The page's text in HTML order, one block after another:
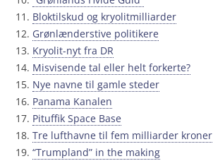
Bloktilskud og kryolitmilliarder
Grønlænderstive politikere
Kryolit-nyt fra DR
Misvisende tal eller helt forkerte?
Nye navne til gamle steder
Panama Kanalen
Pituffik Space Base
Tre lufthavne til fem milliarder kroner
“Trumpland” in the making